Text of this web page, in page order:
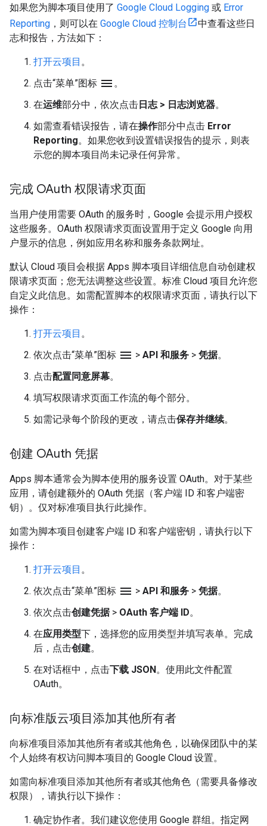
如果您为脚本项目使用了 Google Cloud Logging 或 Error
Reporting ，则可以在 Google Cloud 控制台
中查看这些日
志和报告，方法如下：
打开云项目 。
点击“菜单”图标 menu 。
在运维部分中，依次点击日志 > 日志浏览器。
如需查看错误报告，请在操作部分中点击 Error
Reporting。如果您收到设置错误报告的提示，则表
示您的脚本项目尚未记录任何异常。
完成 OAuth 权限请求页面
当用户使用需要 OAuth 的服务时，Google 会提示用户授权
这些服务。OAuth 权限请求页面设置用于定义 Google 向用
户显示的信息，例如应用名称和服务条款网址。
默认 Cloud 项目会根据 Apps 脚本项目详细信息自动创建权
限请求页面；您无法调整这些设置。标准 Cloud 项目允许您
自定义此信息。如需配置脚本的权限请求页面，请执行以下
操作：
打开云项目 。
依次点击“菜单”图标 menu > API 和服务 > 凭据。
点击配置同意屏幕。
填写权限请求页面工作流的每个部分。
如需记录每个阶段的更改，请点击保存并继续。
创建 OAuth 凭据
Apps 脚本通常会为脚本使用的服务设置 OAuth。对于某些
应用，请创建额外的 OAuth 凭据（客户端 ID 和客户端密
钥）。仅对标准项目执行此操作。
如需为脚本项目创建客户端 ID 和客户端密钥，请执行以下
操作：
打开云项目 。
依次点击“菜单”图标 menu > API 和服务 > 凭据。
依次点击创建凭据 > OAuth 客户端 ID。
在应用类型下，选择您的应用类型并填写表单。完成
后，点击创建。
在对话框中，点击下载 JSON。使用此文件配置
OAuth。
向标准版云项目添加其他所有者
向标准项目添加其他所有者或其他角色，以确保团队中的某
个人始终有权访问脚本项目的 Google Cloud 设置。
如需向标准项目添加其他所有者或其他角色（需要具备修改
权限），请执行以下操作：
确定协作者。我们建议您使用 Google 群组。指定网